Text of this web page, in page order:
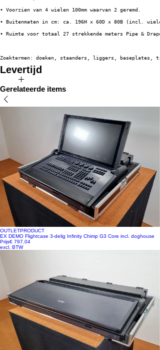
• Voorzien van 4 wielen 100mm waarvan 2 geremd.
• Buitenmaten in cm: ca. 196H x 60D x 80B (incl.
• Ruimte voor totaal 27 strekkende meters Pipe & Drape
Zoektermen: doeken, staanders, liggers, baseplates,
Levertijd
De verwachte levertijd van dit product bedraagt 2 tot 4 weken.
Gerelateerde items
OUTLETPRODUCT
EX DEMO Flightcase 3-delig Infinity Chimp G3 Core incl. doghouse
Prijs€ 797,04
excl. BTW